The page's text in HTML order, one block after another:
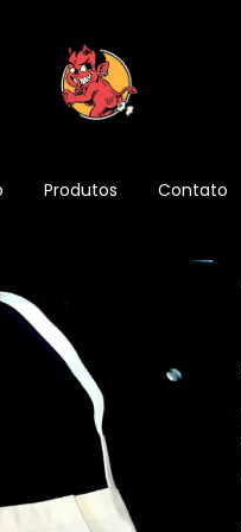
Produtos Contato